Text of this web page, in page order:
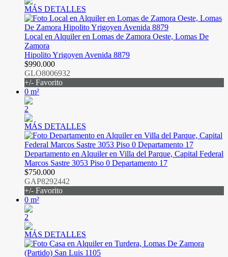
MÁS DETALLES
Local en Alquiler en Lomas de Zamora Oeste, Lomas De
Zamora
Hipolito Yrigoyen Avenida 8879
$990.000
GLO8006932
+/- Favorito
0 m²
2
MÁS DETALLES
Departamento en Alquiler en Villa del Parque, Capital Federal
Marcos Sastre 3053 Piso 0 Departamento 17
$750.000
GAP8292442
+/- Favorito
0 m²
2
MÁS DETALLES